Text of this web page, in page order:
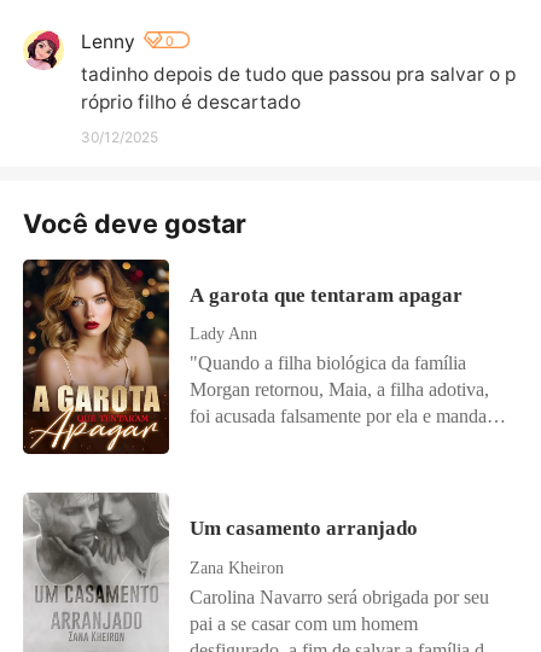
Lenny 0
tadinho depois de tudo que passou pra salvar o p
róprio filho é descartado
30/12/2025
Você deve gostar
A garota que tentaram apagar
Lady Ann
"Quando a filha biológica da família
Morgan retornou, Maia, a filha adotiva,
foi acusada falsamente por ela e mandada
a garota teria uma vida miserável, mas
uma joalheira famosa, hacker de elite,
chef renomada, designer de jogos de
ponta... Enquanto a família Morgan
Um casamento arranjado
Zana Kheiron
Carolina Navarro será obrigada por seu
pai a se casar com um homem